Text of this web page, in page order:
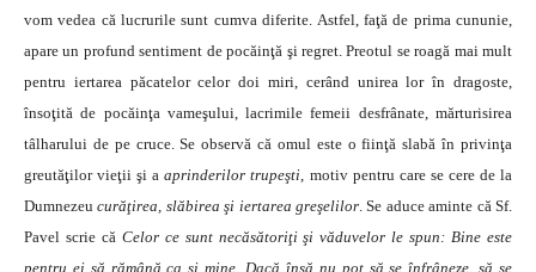
vom vedea că lucrurile sunt cumva diferite. Astfel, faţă de prima cununie,
apare un profund sentiment de pocăinţă şi regret. Preotul se roagă mai mult
pentru iertarea păcatelor celor doi miri, cerând unirea lor în dragoste,
însoţită de pocăinţa vameşului, lacrimile femeii desfrânate, mărturisirea
tâlharului de pe cruce. Se observă că omul este o fiinţă slabă în privinţa
greutăţilor vieţii şi aaprinderilor trupeşti, motiv pentru care se cere de la
Dumnezeucurăţirea, slăbirea şi iertarea greşelilor. Se aduce aminte că Sf.
Pavel scrie că Celor ce sunt necăsătoriţi şi văduvelor le spun: Bine este
pentru ei să rămână ca şi mine. Dacă însă nu pot să se înfrâneze, să se